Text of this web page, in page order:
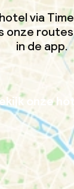
via
onze
in de app.
onze